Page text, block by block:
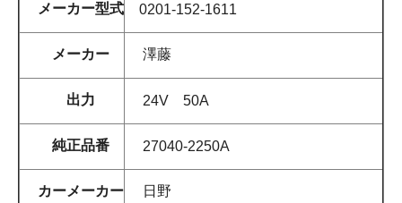
メーカー型式 0201-152-1611
メーカー 澤藤
出力 24V 50A
純正品番 27040-2250A
カーメーカー 日野